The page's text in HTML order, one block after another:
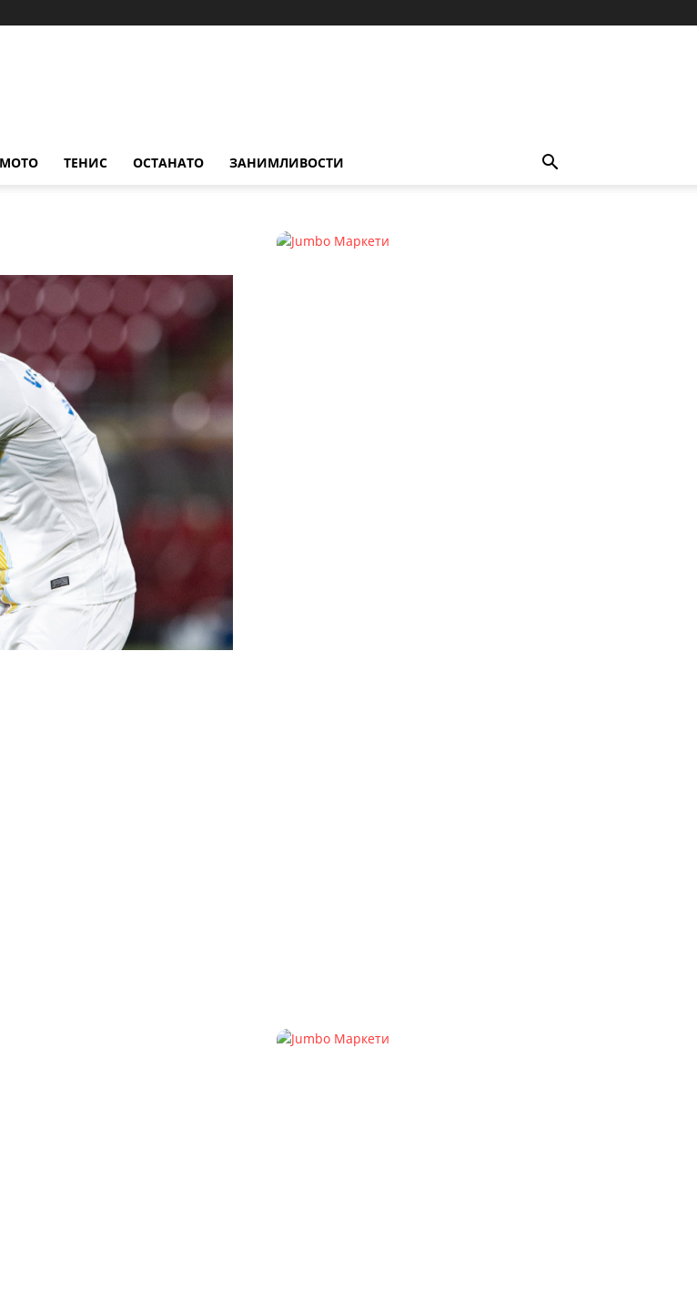
ТЕНИС ОСТАНАТО ЗАНИМЛИВОСТИ